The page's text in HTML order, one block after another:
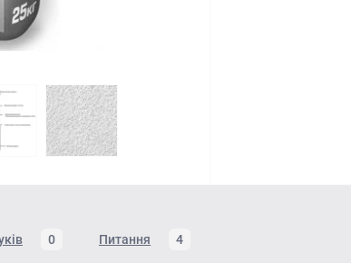
0 Питання 4